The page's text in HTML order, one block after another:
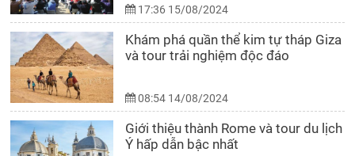
17:36 15/08/2024
Khám phá quần thể kim tự tháp Giza
và tour trải nghiệm độc đáo
08:54 14/08/2024
Giới thiệu thành Rome và tour du lịch
Ý hấp dẫn bậc nhất